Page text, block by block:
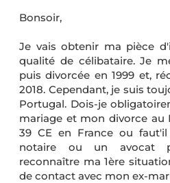
Bonsoir,
Je vais obtenir ma pièce
qualité de célibataire. Je
puis divorcée en 1999 et,
2018. Cependant, je suis
Portugal. Dois-je
mariage et mon divorce au
39 CE en France ou
notaire ou un avocat
reconnaître ma 1ère
de contact avec mon ex-